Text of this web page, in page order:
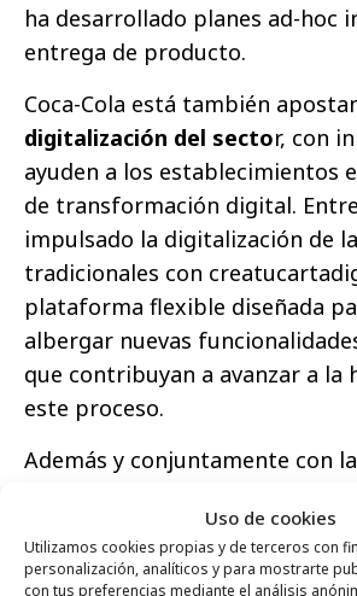
Uso de cookies
Utilizamos cookies propias y de terceros con
personalización, analíticos y para mostrarte
con tus preferencias mediante el análisis
ha desarrollado planes ad-hoc
entrega de producto.
Coca-Cola está también
digitalización del sector, con
ayuden a los establecimientos
de transformación digital.
impulsado la digitalización de
tradicionales con
plataforma flexible diseñada
albergar nuevas
que contribuyan a avanzar a la
este proceso.
Además y conjuntamente con
iniciativas locales de apoyo al
proyecto